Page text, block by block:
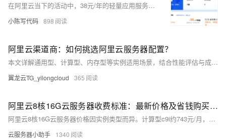
在阿里云当下的活动中，38元/年的轻量应用服务器与99元/年的云服务器ECS成为众多新用户的关注焦点。但是有部分用户并不是很清楚二者之间的区别，因此就不知道应该如何选择。接下来，笔者将为您详细剖析ECS云服务器与轻量应用服务器的差异，以供您参考和选择。
小陈写代码 898
阿里云渠道商：如何挑选阿里云服务器配置？
本文详解通用型、计算型、内存型等实例适用场景，结合性能评估与成本优化策略，助力用户按需选择。以日均1万访问企业网站为例，2核4G+3M带宽月费约200元，性价比高。合理配置更省钱。
翼龙云TG_yilongcloud 365
阿里云8核16G云服务器收费标准：最新价格及省钱购买方法整理
阿里云8核16G云服务器价格因实例类型而异。计算型c9i约743元/月，一年6450元（7折）；通用算力型u1约673元/月，一年仅需4225元（5.1折）。实际价格享时长折扣，详情见ECS官网。
云服务器小助手 1340